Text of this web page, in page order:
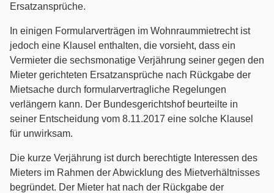
Familienrecht
Gesellschaftsrecht
Gewerberaummietrecht
Handels- und Vertragsrecht
Individualarbeitsrecht
Ersatzansprüche.
In einigen Formularverträgen im Wohnraummietrecht ist
jedoch eine Klausel enthalten, die vorsieht, dass ein
Vermieter die sechsmonatige Verjährung seiner gegen den
Mieter gerichteten Ersatzansprüche nach Rückgabe der
Mietsache durch formularvertragliche Regelungen
verlängern kann. Der Bundesgerichtshof beurteilte in
seiner Entscheidung vom 8.11.2017 eine solche Klausel
für unwirksam.
Die kurze Verjährung ist durch berechtigte Interessen des
Mieters im Rahmen der Abwicklung des Mietverhältnisses
begründet. Der Mieter hat nach der Rückgabe der